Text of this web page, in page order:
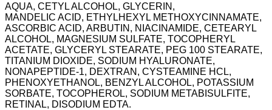
AQUA, CETYL ALCOHOL, GLYCERIN,
MANDELIC ACID, ETHYLHEXYL METHOXYCINNAMATE,
ASCORBIC ACID, ARBUTIN, NIACINAMIDE, CETEARYL
ALCOHOL, MAGNESIUM SULFATE, TOCOPHERYL
ACETATE, GLYCERYL STEARATE, PEG 100 STEARATE,
TITANIUM DIOXIDE, SODIUM HYALURONATE,
NONAPEPTIDE-1, DEXTRAN, CYSTEAMINE HCL,
PHENOXYETHANOL, BENZYL ALCOHOL, POTASSIUM
SORBATE, TOCOPHEROL, SODIUM METABISULFITE,
RETINAL, DISODIUM EDTA.